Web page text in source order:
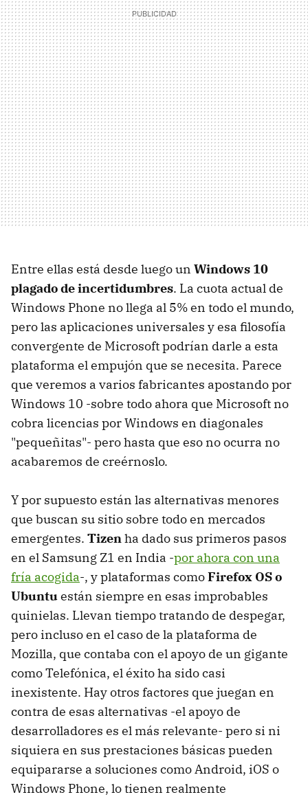
Entre ellas está desde luego un Windows 10
plagado de incertidumbres. La cuota actual de
Windows Phone no llega al 5% en todo el mundo,
pero las aplicaciones universales y esa filosofía
convergente de Microsoft podrían darle a esta
plataforma el empujón que se necesita. Parece
que veremos a varios fabricantes apostando por
Windows 10 -sobre todo ahora que Microsoft no
cobra licencias por Windows en diagonales
"pequeñitas"- pero hasta que eso no ocurra no
acabaremos de creérnoslo.
Y por supuesto están las alternativas menores
que buscan su sitio sobre todo en mercados
emergentes. Tizenha dado sus primeros pasos
en el Samsung Z1 en India -por ahora con una
fría acogida-, y plataformas comoFirefox OS o
Ubuntuestán siempre en esas improbables
quinielas. Llevan tiempo tratando de despegar,
pero incluso en el caso de la plataforma de
Mozilla, que contaba con el apoyo de un gigante
como Telefónica, el éxito ha sido casi
inexistente. Hay otros factores que juegan en
contra de esas alternativas -el apoyo de
desarrolladores es el más relevante- pero si ni
siquiera en sus prestaciones básicas pueden
equipararse a soluciones como Android, iOS o
Windows Phone, lo tienen realmente